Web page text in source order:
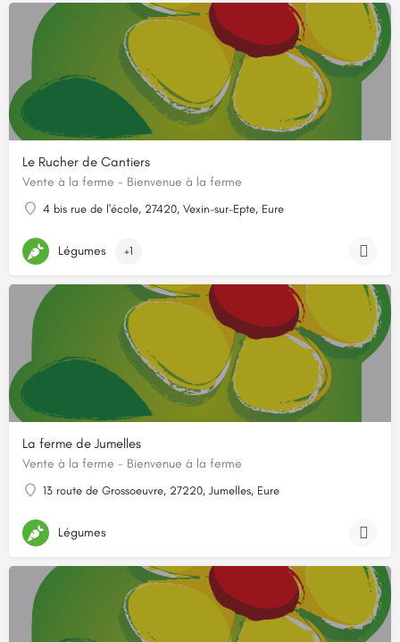
Le Rucher de Cantiers
Vente à la ferme - Bienvenue à la ferme
4 bis rue de l'école, 27420, Vexin-sur-Epte, Eure
Légumes +1
La ferme de Jumelles
Vente à la ferme - Bienvenue à la ferme
13 route de Grossoeuvre, 27220, Jumelles, Eure
Légumes